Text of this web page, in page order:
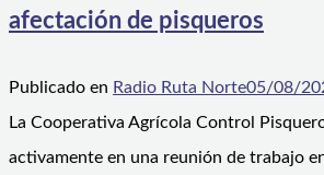
afectación de pisqueros
Publicado en Radio Ruta Norte05/08/
La Cooperativa Agrícola Control
activamente en una reunión de trabajo